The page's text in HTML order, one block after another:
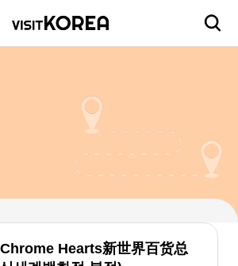
Hearts新世界百货总